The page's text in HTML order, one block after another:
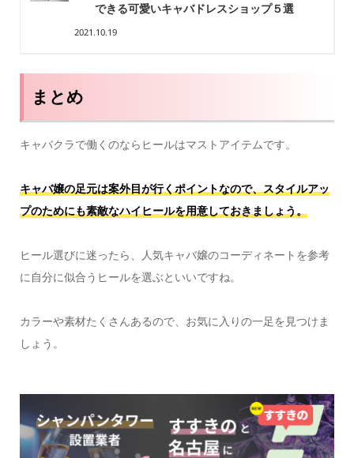
できる可愛いキャバドレスショップ５選
2021.10.19
まとめ
キャバクラで働くのならヒールはマストアイテムです。
キャバ嬢の足元は案外目が行くポイントなので、スタイルアッ
プのためにも素敵なハイヒールを用意しておきましょう。
ヒール選びに迷ったら、人気キャバ嬢のコーディネートを参考
に自分に似合うヒールを選ぶといいですね。
カラーや素材たくさんあるので、お気に入りの一足を見つけま
しょう。